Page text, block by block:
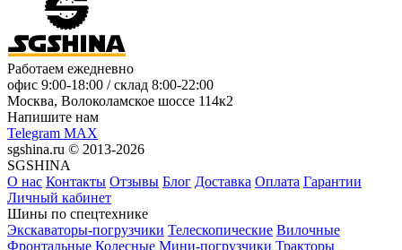
Работаем ежедневно
офис 9:00-18:00 / склад 8:00-22:00
Москва, Волоколамское шоссе 114к2
Напишите нам
Telegram MAX
sgshina.ru © 2013-2026
SGSHINA
О нас Контакты Отзывы Блог Доставка Оплата Гарантии
Личный кабинет
Шины по спецтехнике
Экскаваторы-погрузчики Телескопические Вилочные
Фронтальные Колесные Мини-погрузчики Тракторы